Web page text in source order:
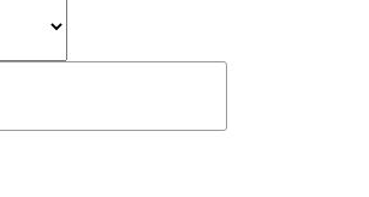
ID 搜尋保安警報